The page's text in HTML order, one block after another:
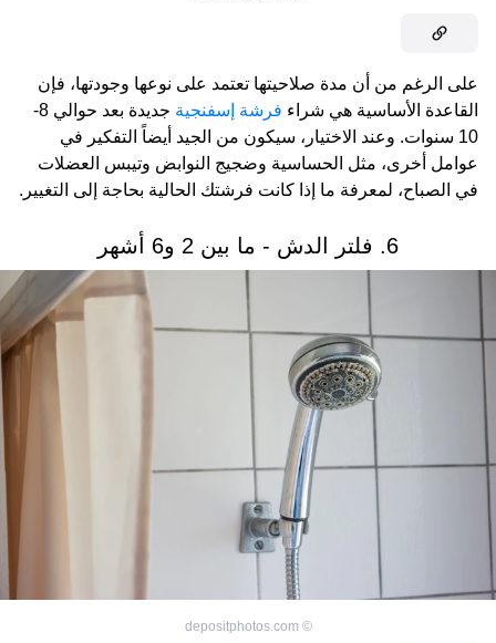
على الرغم من أن مدة صلاحيتها تعتمد على نوعها وجودتها، فإن
القاعدة الأساسية هي شراء فرشة إسفنجية
جديدة بعد حوالي 8-
10 سنوات. وعند الاختيار، سيكون من الجيد أيضاً التفكير في
عوامل أخرى، مثل الحساسية وضجيج النوابض وتيبس العضلات
في الصباح، لمعرفة ما إذا كانت فرشتك الحالية بحاجة إلى التغيير.
6. فلتر الدش - ما بين 2 و6 أشهر
©
depositphotos.com